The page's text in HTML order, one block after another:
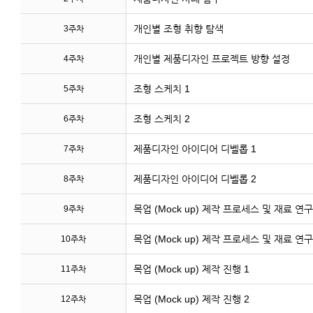
3주차 개인별 조형 취향 탐색
4주차 개인별 제품디자인 프로젝트 방향 설정
5주차 조형 스케치 1
6주차 조형 스케치 2
7주차 제품디자인 아이디어 디벨롭 1
8주차 제품디자인 아이디어 디벨롭 2
9주차 목업 (Mock up) 제작 프로세스 및 재료 연
10주차 목업 (Mock up) 제작 프로세스 및 재료 연
11주차 목업 (Mock up) 제작 진행 1
12주차 목업 (Mock up) 제작 진행 2